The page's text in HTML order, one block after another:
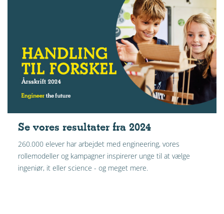
Se vores resultater fra 2024
260.000 elever har arbejdet med engineering, vores
rollemodeller og kampagner inspirerer unge til at vælge
ingeniør, it eller science - og meget mere.